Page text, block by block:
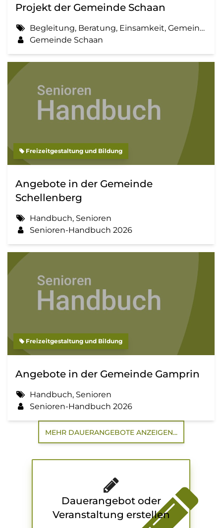
Projekt der Gemeinde Schaan
Begleitung, Beratung, Einsamkeit, Gemeinde, Information, Sozialbegleitung
Gemeinde Schaan
Freizeitgestaltung und Bildung
Angebote in der Gemeinde
Schellenberg
Handbuch, Senioren
Senioren-Handbuch 2026
Freizeitgestaltung und Bildung
Angebote in der Gemeinde Gamprin
Handbuch, Senioren
Senioren-Handbuch 2026
MEHR DAUERANGEBOTE ANZEIGEN...
Dauerangebot oder
Veranstaltung erstellen